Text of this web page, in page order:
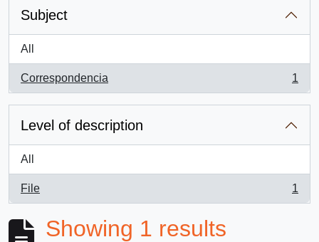
Subject
All
Correspondencia
, 1 results
1
Level of description
All
File
, 1 results
1
Showing 1 results